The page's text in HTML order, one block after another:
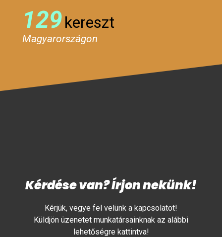
129kereszt
Magyarországon
Kérdése van? Írjon nekünk!
Kérjük, vegye fel velünk a kapcsolatot!
Küldjön üzenetet munkatársainknak az alábbi
lehetőségre kattintva!